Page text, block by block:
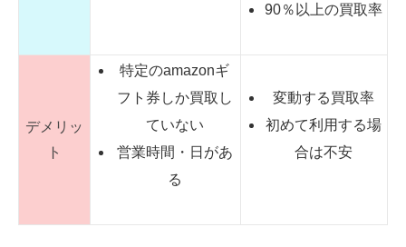
90％以上の買取率
デメリッ
ト
特定のamazonギ
フト券しか買取し
ていない
営業時間・日があ
る
変動する買取率
初めて利用する場
合は不安